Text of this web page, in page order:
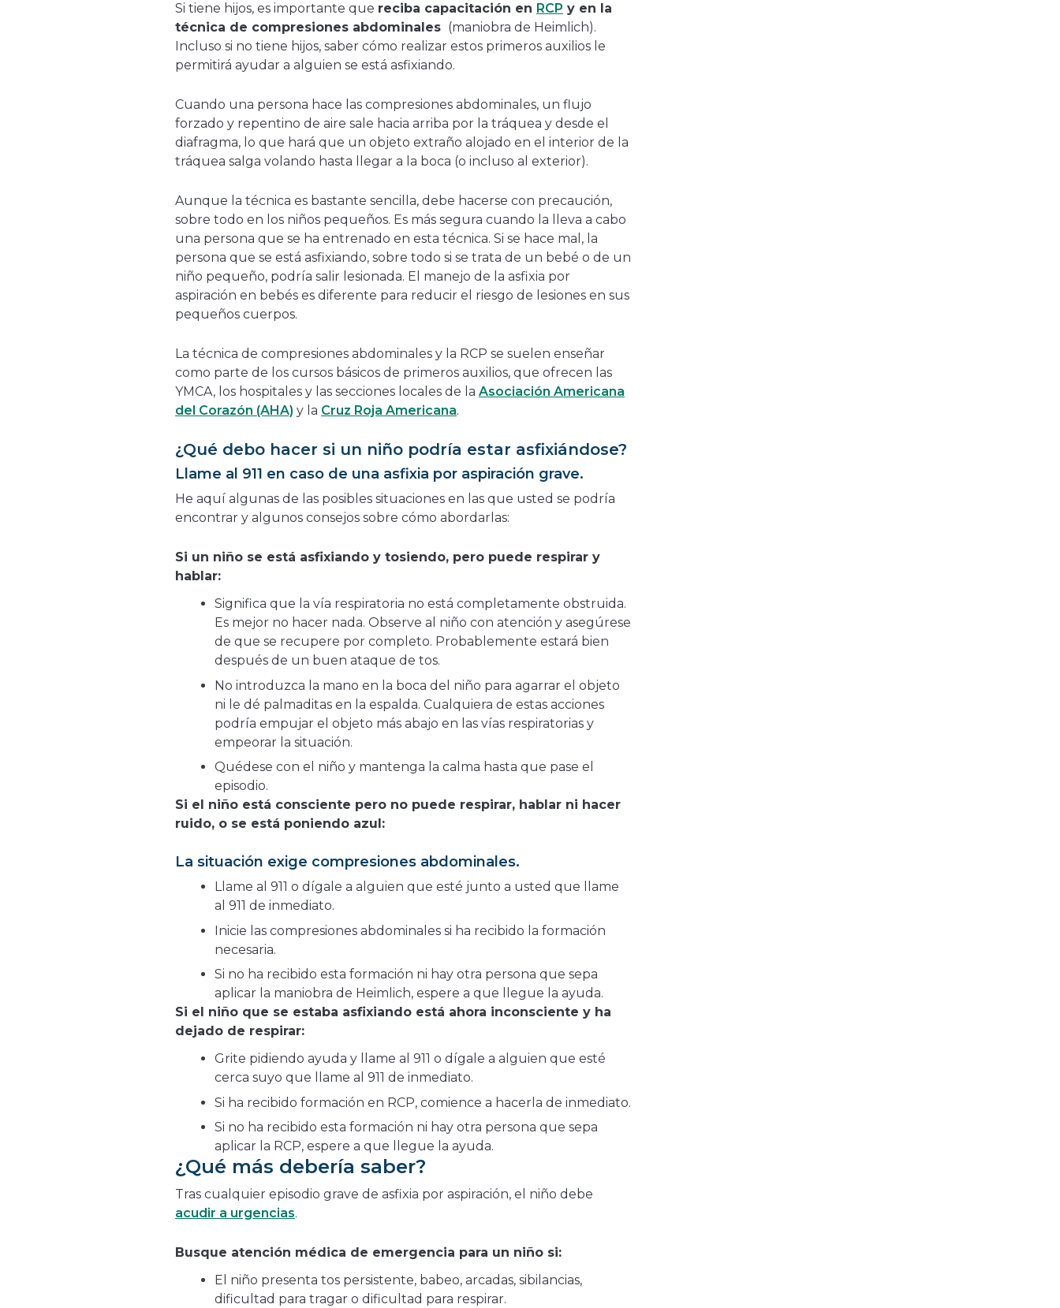
Si tiene hijos, es importante que reciba capacitación en RCP y en la
técnica de compresiones abdominales (maniobra de Heimlich).
Incluso si no tiene hijos, saber cómo realizar estos primeros auxilios le
permitirá ayudar a alguien se está asfixiando.
Cuando una persona hace las compresiones abdominales, un flujo
forzado y repentino de aire sale hacia arriba por la tráquea y desde el
diafragma, lo que hará que un objeto extraño alojado en el interior de la
tráquea salga volando hasta llegar a la boca (o incluso al exterior).
Aunque la técnica es bastante sencilla, debe hacerse con precaución,
sobre todo en los niños pequeños. Es más segura cuando la lleva a cabo
una persona que se ha entrenado en esta técnica. Si se hace mal, la
persona que se está asfixiando, sobre todo si se trata de un bebé o de un
niño pequeño, podría salir lesionada. El manejo de la asfixia por
aspiración en bebés es diferente para reducir el riesgo de lesiones en sus
pequeños cuerpos.
La técnica de compresiones abdominales y la RCP se suelen enseñar
como parte de los cursos básicos de primeros auxilios, que ofrecen las
YMCA, los hospitales y las secciones locales de la Asociación Americana
del Corazón (AHA) y la Cruz Roja Americana.
¿Qué debo hacer si un niño podría estar asfixiándose?
Llame al 911 en caso de una asfixia por aspiración grave.
He aquí algunas de las posibles situaciones en las que usted se podría
encontrar y algunos consejos sobre cómo abordarlas:
Si un niño se está asfixiando y tosiendo, pero puede respirar y
hablar:
Significa que la vía respiratoria no está completamente obstruida.
Es mejor no hacer nada. Observe al niño con atención y asegúrese
de que se recupere por completo. Probablemente estará bien
después de un buen ataque de tos.
No introduzca la mano en la boca del niño para agarrar el objeto
ni le dé palmaditas en la espalda. Cualquiera de estas acciones
podría empujar el objeto más abajo en las vías respiratorias y
empeorar la situación.
Quédese con el niño y mantenga la calma hasta que pase el
episodio.
Si el niño está consciente pero no puede respirar, hablar ni hacer
ruido, o se está poniendo azul:
La situación exige compresiones abdominales.
Llame al 911 o dígale a alguien que esté junto a usted que llame
al 911 de inmediato.
Inicie las compresiones abdominales si ha recibido la formación
necesaria.
Si no ha recibido esta formación ni hay otra persona que sepa
aplicar la maniobra de Heimlich, espere a que llegue la ayuda.
Si el niño que se estaba asfixiando está ahora inconsciente y ha
dejado de respirar:
Grite pidiendo ayuda y llame al 911 o dígale a alguien que esté
cerca suyo que llame al 911 de inmediato.
Si ha recibido formación en RCP, comience a hacerla de inmediato.
Si no ha recibido esta formación ni hay otra persona que sepa
aplicar la RCP, espere a que llegue la ayuda.
¿Qué más debería saber?
Tras cualquier episodio grave de asfixia por aspiración, el niño debe
acudir a urgencias.
Busque atención médica de emergencia para un niño si:
El niño presenta tos persistente, babeo, arcadas, sibilancias,
dificultad para tragar o dificultad para respirar.